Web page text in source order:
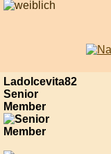
Ladolcevita82
Senior
Member